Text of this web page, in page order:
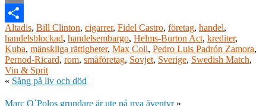
Email
Dela
Altadis, Bill Clinton, cigarrer, Fidel Castro, företag, handel,
handelsblockad, handelsembargo, Helms-Burton Act, krediter,
Kuba, mänskliga rättigheter, Max Coll, Pedro Luis Padrón Zamora,
Pernod-Ricard, rom, småföretag, Sovjet, Sverige, Swedish Match,
Vin & Sprit
« Sång på liv och död
Marc O´Polos grundare är ute på nya äventyr»